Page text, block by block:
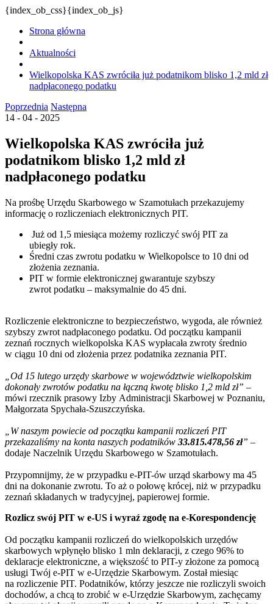
{index_ob_css}{index_ob_js}
Strona główna
Aktualności
Wielkopolska KAS zwróciła już podatnikom blisko 1,2 mld zł
nadpłaconego podatku
Poprzednia Następna
14 - 04 - 2025
Wielkopolska KAS zwróciła już
podatnikom blisko 1,2 mld zł
nadpłaconego podatku
Na prośbę Urzędu Skarbowego w Szamotułach przekazujemy
informację o rozliczeniach elektronicznych PIT.
Już od 1,5 miesiąca możemy rozliczyć swój PIT za
ubiegły rok.
Średni czas zwrotu podatku w Wielkopolsce to 10 dni od
złożenia zeznania.
PIT w formie elektronicznej gwarantuje szybszy
zwrot podatku – maksymalnie do 45 dni.
Rozliczenie elektroniczne to bezpieczeństwo, wygoda, ale również
szybszy zwrot nadpłaconego podatku. Od początku kampanii
zeznań rocznych wielkopolska KAS wypłacała zwroty średnio
w ciągu 10 dni od złożenia przez podatnika zeznania PIT.
„Od 15 lutego urzędy skarbowe w województwie wielkopolskim
dokonały zwrotów podatku na łączną kwotę blisko 1,2 mld zł” –
mówi rzecznik prasowy Izby Administracji Skarbowej w Poznaniu,
Małgorzata Spychała-Szuszczyńska.
„W naszym powiecie od początku kampanii rozliczeń PIT
przekazaliśmy na konta naszych podatników 33.815.478,56 zł” –
dodaje Naczelnik Urzędu Skarbowego w Szamotułach.
Przypomnijmy, że w przypadku e-PIT-ów urząd skarbowy ma 45
dni na dokonanie zwrotu. To aż o połowę krócej, niż w przypadku
zeznań składanych w tradycyjnej, papierowej formie.
Rozlicz swój PIT w e-US i wyraź zgodę na e-Korespondencję
Od początku kampanii rozliczeń do wielkopolskich urzędów
skarbowych wpłynęło blisko 1 mln deklaracji, z czego 96% to
deklaracje elektroniczne, a większość to PIT-y złożone za pomocą
usługi Twój e-PIT w e-Urzędzie Skarbowym. Został miesiąc
na rozliczenie PIT. Podatników, którzy jeszcze nie rozliczyli swoich
dochodów, a chcą to zrobić w e-Urzędzie Skarbowym, zachęcamy